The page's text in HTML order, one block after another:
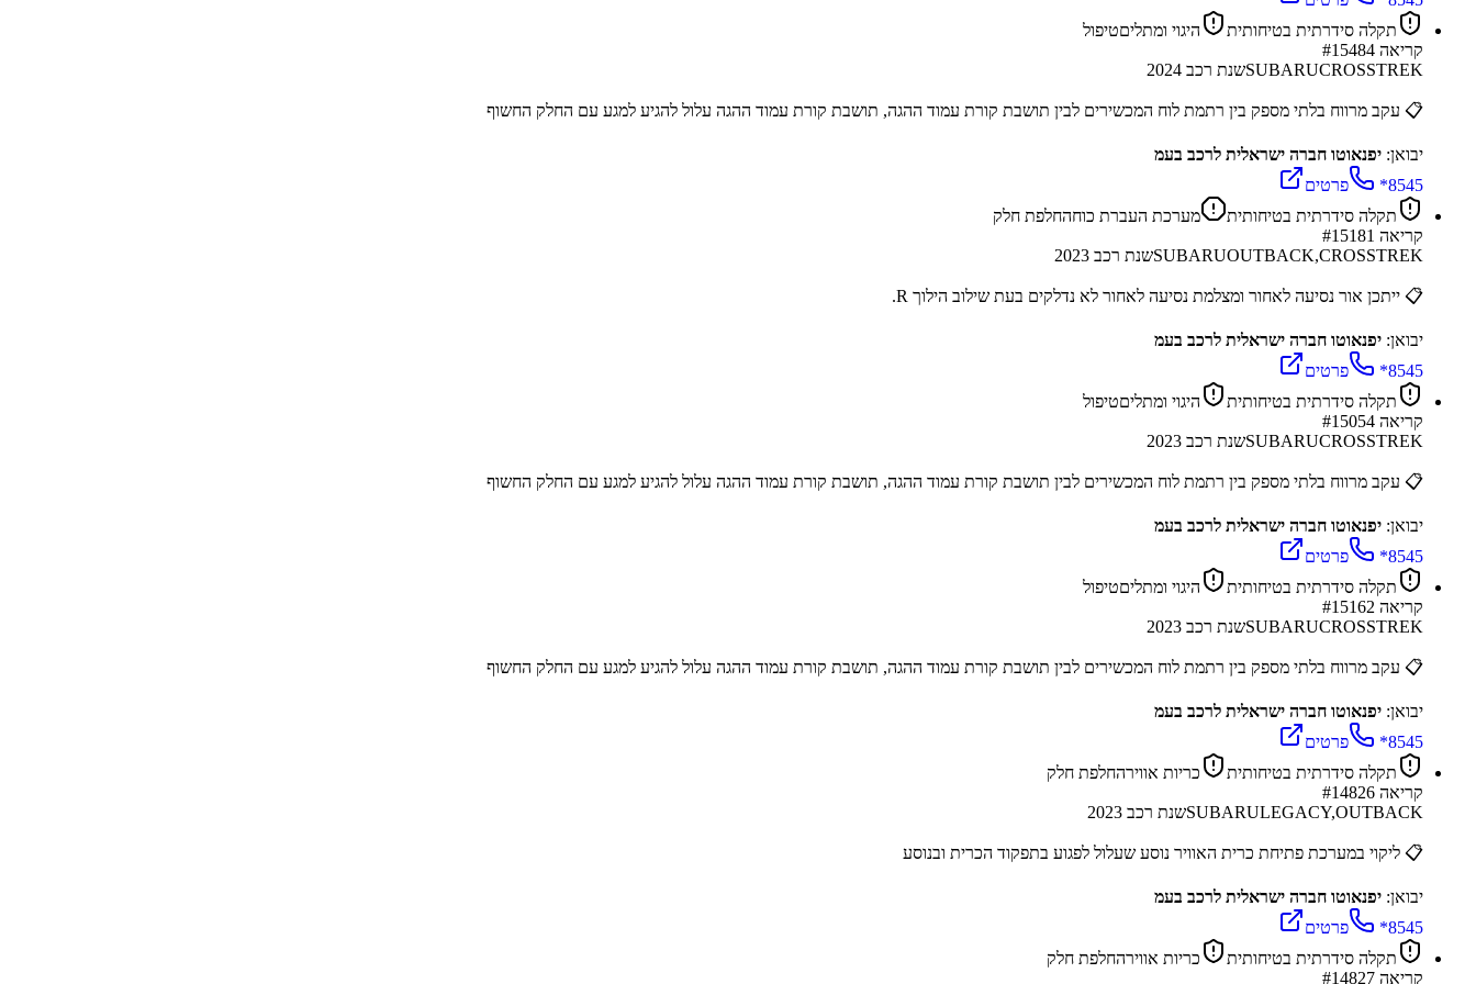
תקלה סידרתית בטיחותית
היגוי ומתליםטיפול
קריאה # 15484
SUBARUCROSSTREK שנת רכב 2024
📋 עקב מרווח בלתי מספק בין רתמת לוח המכשירים לבין תושבת קורת עמוד ההגה, תושבת קורת עמוד ההגה עלול להגיע למגע עם החלק החשוף
יבואן: יפנאוטו חברה ישראלית לרכב בעמ
*8545
פרטים
תקלה סידרתית בטיחותית
מערכת העברת כוחהחלפת חלק
קריאה # 15181
SUBARUOUTBACK,CROSSTREK שנת רכב 2023
📋 ייתכן אור נסיעה לאחור ומצלמת נסיעה לאחור לא נדלקים בעת שילוב הילוך R.
יבואן: יפנאוטו חברה ישראלית לרכב בעמ
*8545
פרטים
תקלה סידרתית בטיחותית
היגוי ומתליםטיפול
קריאה # 15054
SUBARUCROSSTREK שנת רכב 2023
📋 עקב מרווח בלתי מספק בין רתמת לוח המכשירים לבין תושבת קורת עמוד ההגה, תושבת קורת עמוד ההגה עלול להגיע למגע עם החלק החשוף
יבואן: יפנאוטו חברה ישראלית לרכב בעמ
*8545
פרטים
תקלה סידרתית בטיחותית
היגוי ומתליםטיפול
קריאה # 15162
SUBARUCROSSTREK שנת רכב 2023
📋 עקב מרווח בלתי מספק בין רתמת לוח המכשירים לבין תושבת קורת עמוד ההגה, תושבת קורת עמוד ההגה עלול להגיע למגע עם החלק החשוף
יבואן: יפנאוטו חברה ישראלית לרכב בעמ
*8545
פרטים
תקלה סידרתית בטיחותית
כריות אווירהחלפת חלק
קריאה # 14826
SUBARULEGACY,OUTBACK שנת רכב 2023
📋 ליקוי במערכת פתיחת כרית האוויר נוסע שעלול לפגוע בתפקוד הכרית ובנוסע
יבואן: יפנאוטו חברה ישראלית לרכב בעמ
*8545
פרטים
תקלה סידרתית בטיחותית
כריות אווירהחלפת חלק
קריאה # 14827